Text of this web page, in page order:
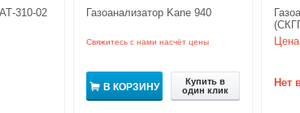
310-02 Газоанализатор Kane 940
Свяжитесь с нами насчёт цены
В КОРЗИНУ
Купить в
один клик
Нет